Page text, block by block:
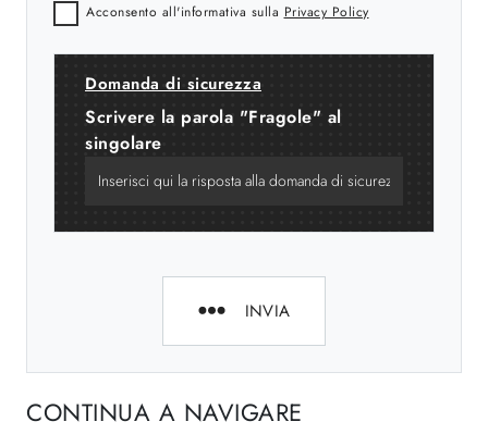
Acconsento all'informativa sulla Privacy Policy
Domanda di sicurezza
Scrivere la parola "Fragole" al
singolare
INVIA
CONTINUA A NAVIGARE